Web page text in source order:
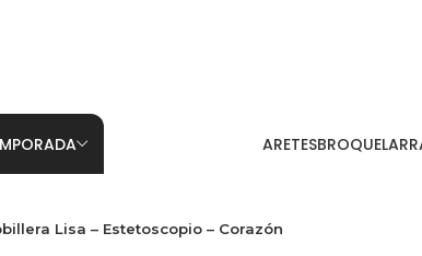
ARETESBROQUEL
Lisa – Estetoscopio – Corazón